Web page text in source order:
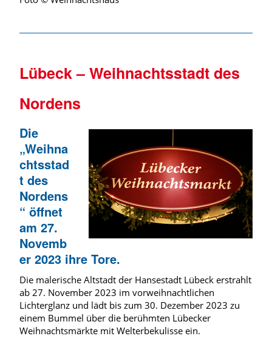
Lübeck – Weihnachtsstadt des
Nordens
Die
„Weihna
chtsstad
t des
Nordens
“ öffnet
am 27.
Novemb
er 2023 ihre Tore.
Die malerische Altstadt der Hansestadt Lübeck erstrahlt
ab 27. November 2023 im vorweihnachtlichen
Lichterglanz und lädt bis zum 30. Dezember 2023 zu
einem Bummel über die berühmten Lübecker
Weihnachtsmärkte mit Welterbekulisse ein.